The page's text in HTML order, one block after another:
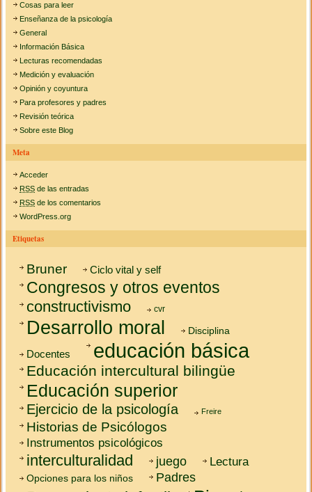
Cosas para leer
Enseñanza de la psicología
General
Información Básica
Lecturas recomendadas
Medición y evaluación
Opinión y coyuntura
Para profesores y padres
Revisión teórica
Sobre este Blog
Meta
Acceder
RSS de las entradas
RSS de los comentarios
WordPress.org
Etiquetas
Bruner Ciclo vital y self
Congresos y otros eventos
constructivismo cvr
Desarrollo moral Disciplina
Docentes educación básica
Educación intercultural bilingüe
Educación superior
Ejercicio de la psicología Freire
Historias de Psicólogos
Instrumentos psicológicos
interculturalidad juego Lectura
Opciones para los niños Padres